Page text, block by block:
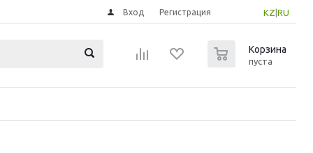
KZ RU
Вход Регистрация
Корзина
пуста